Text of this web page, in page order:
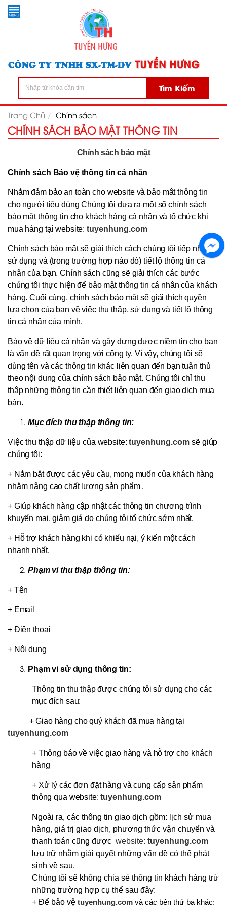
Tìm Kiếm
Trang Chủ Chính sách
CHÍNH SÁCH BẢO MẬT THÔNG TIN
Chính sách bảo mật
Chính sách Bảo vệ thông tin cá nhân
Nhằm đảm bảo an toàn cho website và bảo mật thông tin
cho người tiêu dùng Chúng tôi đưa ra một số chính sách
bảo mật thông tin cho khách hàng cá nhân và tổ chức khi
mua hàng tại website: tuyenhung.com
Chính sách bảo mật sẽ giải thích cách chúng tôi tiếp nhận,
sử dụng và (trong trường hợp nào đó) tiết lộ thông tin cá
nhân của bạn. Chính sách cũng sẽ giải thích các bước
chúng tôi thực hiện để bảo mật thông tin cá nhân của khách
hàng. Cuối cùng, chính sách bảo mật sẽ giải thích quyền
lựa chọn của bạn về việc thu thập, sử dụng và tiết lộ thông
tin cá nhân của mình.
Bảo vệ dữ liệu cá nhân và gây dựng được niềm tin cho bạn
là vấn đề rất quan trọng với công ty. Vì vậy, chúng tôi sẽ
dùng tên và các thông tin khác liên quan đến bạn tuân thủ
theo nội dung của chính sách bảo mật. Chúng tôi chỉ thu
thập những thông tin cần thiết liên quan đến giao dịch mua
bán.
Mục đích thu thập thông tin:
Việc thu thập dữ liệu của website:tuyenhung.com sẽ giúp
chúng tôi:
+ Nắm bắt được các yêu cầu, mong muốn của khách hàng
nhằm nâng cao chất lượng sản phẩm .
+ Giúp khách hàng cập nhật các thông tin chương trình
khuyến mại, giảm giá do chúng tôi tổ chức sớm nhất.
+ Hỗ trợ khách hàng khi có khiếu nại, ý kiến một cách
nhanh nhất.
Phạm vi thu thập thông tin:
+ Tên
+ Email
+ Điện thoại
+ Nội dung
Phạm vi sử dụng thông tin:
Thông tin thu thập được chúng tôi sử dụng cho các
mục đích sau:
+ Giao hàng cho quý khách đã mua hàng tại
tuyenhung.com
+ Thông báo về việc giao hàng và hỗ trợ cho khách
hàng
+ Xử lý các đơn đặt hàng và cung cấp sản phẩm
thông qua website:tuyenhung.com
Ngoài ra, các thông tin giao dịch gồm: lịch sử mua
hàng, giá trị giao dịch, phương thức vận chuyển và
thanh toán cũng được website: tuyenhung.com
lưu trữ nhằm giải quyết những vấn đề có thể phát
sinh về sau.
Chúng tôi sẽ không chia sẻ thông tin khách hàng trừ
những trường hợp cụ thể sau đây:
+ Để bảo vệ tuyenhung.com và các bên thứ ba khác: